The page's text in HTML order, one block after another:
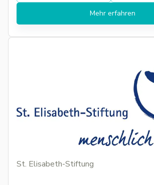
Mehr erfahren
St. Elisabeth-Stiftung